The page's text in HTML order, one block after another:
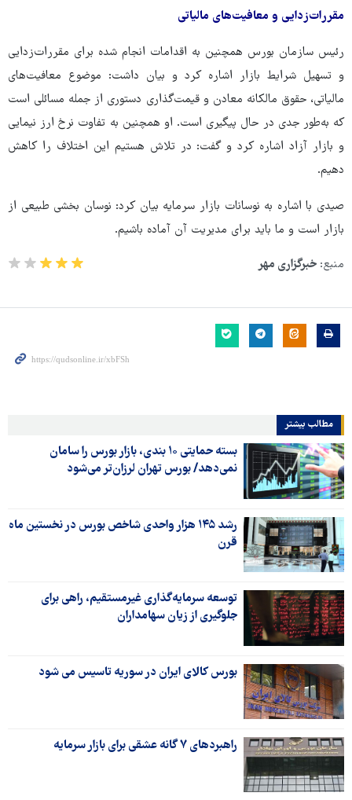
مقررات‌زدایی و معافیت‌های مالیاتی
رئیس سازمان بورس همچنین به اقدامات انجام شده برای مقررات‌زدایی
و تسهیل شرایط بازار اشاره کرد و بیان داشت: موضوع معافیت‌های
مالیاتی، حقوق مالکانه معادن و قیمت‌گذاری دستوری از جمله مسائلی است
که به‌طور جدی در حال پیگیری است. او همچنین به تفاوت نرخ ارز نیمایی
و بازار آزاد اشاره کرد و گفت: در تلاش هستیم این اختلاف را کاهش
دهیم.
صیدی با اشاره به نوسانات بازار سرمایه بیان کرد: نوسان بخشی طبیعی از
بازار است و ما باید برای مدیریت آن آماده باشیم.
منبع: خبرگزاری مهر
مطالب بیشتر
بسته حمایتی ۱۰ بندی، بازار بورس را سامان
نمی‌دهد/ بورس تهران ‌لرزان‌تر می‌شود
رشد ۱۴۵ هزار واحدی شاخص بورس در نخستین ماه
قرن
توسعه سرمایه‌گذاری غیرمستقیم، راهی برای
جلوگیری از زیان سهامداران
بورس کالای ایران در سوریه تاسیس می شود
راهبردهای ۷ گانه عشقی برای بازار سرمایه